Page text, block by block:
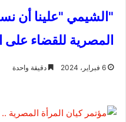
"الشيمي "علينا أن
المصرية للقضاء على
6 فبراير، 2024 دقيقة واحدة